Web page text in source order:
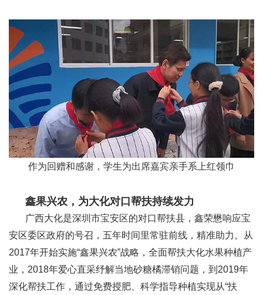
作为回赠和感谢，学生为出席嘉宾亲手系上红领巾
鑫果兴农，为大化对口帮扶持续发力
广西大化是深圳市宝安区的对口帮扶县，鑫荣懋响应宝
安区委区政府的号召，五年时间里常驻前线，精准助力。从
2017年开始实施“鑫果兴农”战略，全面帮扶大化水果种植产
业，2018年爱心直采纾解当地砂糖橘滞销问题，到2019年
深化帮扶工作，通过免费授肥、科学指导种植实现从“扶